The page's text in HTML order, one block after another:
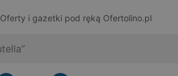
Oferty i gazetki pod ręką Ofertolino.pl